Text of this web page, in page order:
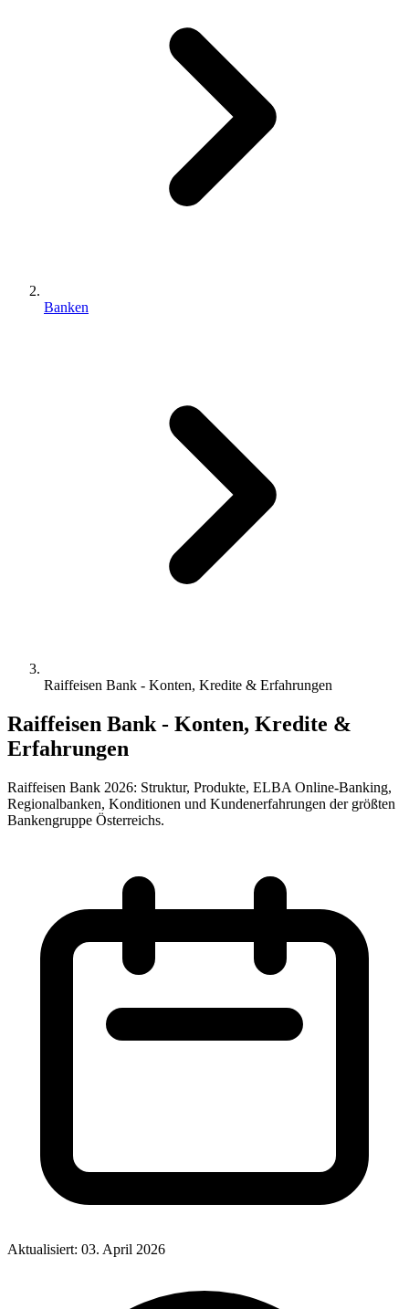
Banken
Raiffeisen Bank - Konten, Kredite & Erfahrungen
Raiffeisen Bank - Konten, Kredite &
Erfahrungen
Raiffeisen Bank 2026: Struktur, Produkte, ELBA Online-Banking,
Regionalbanken, Konditionen und Kundenerfahrungen der größten
Bankengruppe Österreichs.
Aktualisiert: 03. April 2026